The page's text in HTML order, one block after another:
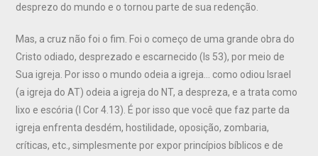
desprezo do mundo e o tornou parte de sua redenção.
Mas, a cruz não foi o fim. Foi o começo de uma grande obra do
Cristo odiado, desprezado e escarnecido (Is 53), por meio de
Sua igreja. Por isso o mundo odeia a igreja… como odiou Israel
(a igreja do AT) odeia a igreja do NT, a despreza, e a trata como
lixo e escória (I Cor 4.13). É por isso que você que faz parte da
igreja enfrenta desdém, hostilidade, oposição, zombaria,
críticas, etc., simplesmente por expor princípios bíblicos e de